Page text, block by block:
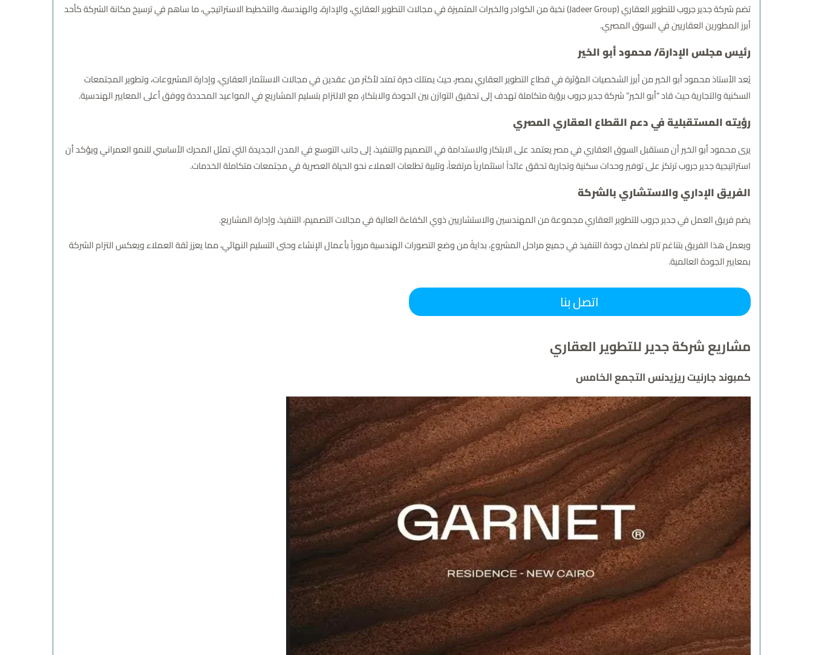
تضم شركة جدير جروب للتطوير العقاري (Jadeer Group) نخبة من الكوادر والخبرات المتميزة في مجالات التطوير العقاري، والإدارة، والهندسة، والتخطيط الاستراتيجي، ما ساهم في ترسيخ مكانة الشركة كأحد
أبرز المطورين العقاريين في السوق المصري.
رئيس مجلس الإدارة/ محمود أبو الخير
يُعد الأستاذ محمود أبو الخير من أبرز الشخصيات المؤثرة في قطاع التطوير العقاري بمصر، حيث يمتلك خبرة تمتد لأكثر من عقدين في مجالات الاستثمار العقاري، وإدارة المشروعات، وتطوير المجتمعات
السكنية والتجارية حيث قاد “أبو الخير” شركة جدير جروب برؤية متكاملة تهدف إلى تحقيق التوازن بين الجودة والابتكار، مع الالتزام بتسليم المشاريع في المواعيد المحددة ووفق أعلى المعايير الهندسية.
رؤيته المستقبلية في دعم القطاع العقاري المصري
يرى محمود أبو الخير أن مستقبل السوق العقاري في مصر يعتمد على الابتكار والاستدامة في التصميم والتنفيذ، إلى جانب التوسع في المدن الجديدة التي تمثل المحرك الأساسي للنمو العمراني ويؤكد أن
استراتيجية جدير جروب ترتكز على توفير وحدات سكنية وتجارية تحقق عائداً استثمارياً مرتفعاً، وتلبية تطلعات العملاء نحو الحياة العصرية في مجتمعات متكاملة الخدمات.
الفريق الإداري والاستشاري بالشركة
يضم فريق العمل في جدير جروب للتطوير العقاري مجموعة من المهندسين والاستشاريين ذوي الكفاءة العالية في مجالات التصميم، التنفيذ، وإدارة المشاريع.
ويعمل هذا الفريق بتناغم تام لضمان جودة التنفيذ في جميع مراحل المشروع، بدايةً من وضع التصورات الهندسية مروراً بأعمال الإنشاء وحتى التسليم النهائي، مما يعزز ثقة العملاء ويعكس التزام الشركة
بمعايير الجودة العالمية.
اتصل بنا
مشاريع شركة جدير للتطوير العقاري
كمبوند جارنيت ريزيدنس التجمع الخامس